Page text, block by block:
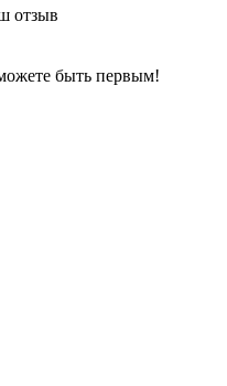
отзыв
быть первым!